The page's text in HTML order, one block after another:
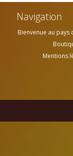
Navigation
Bienvenue au pays
Mentions